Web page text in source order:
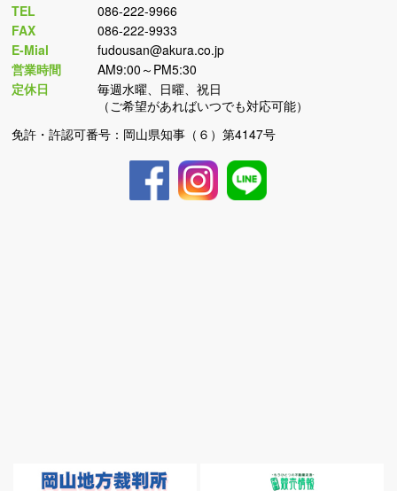
TEL
086-222-9966
FAX
086-222-9933
E-Mial
fudousan@akura.co.jp
営業時間
AM9:00～PM5:30
定休日
毎週水曜、日曜、祝日
（ご希望があればいつでも対応可能）
免許・許認可番号：岡山県知事（６）第4147号